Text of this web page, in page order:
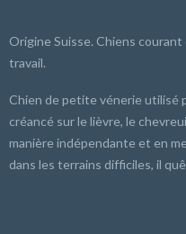
Origine Suisse. Chiens
travail.
Chien de petite vénerie utilisé
créancé sur le lièvre, le
manière indépendante et en
dans les terrains difficiles, il